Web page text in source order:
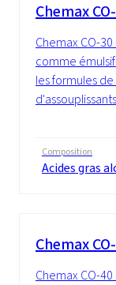
Chemax
Chemax CO-
comme
les formules
Composition
Acides gras
Chemax
Chemax CO-